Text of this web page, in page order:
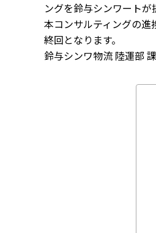
ングを鈴与シンワートが
本コンサルティングの
終回となります。
鈴与シンワ物流 陸運部